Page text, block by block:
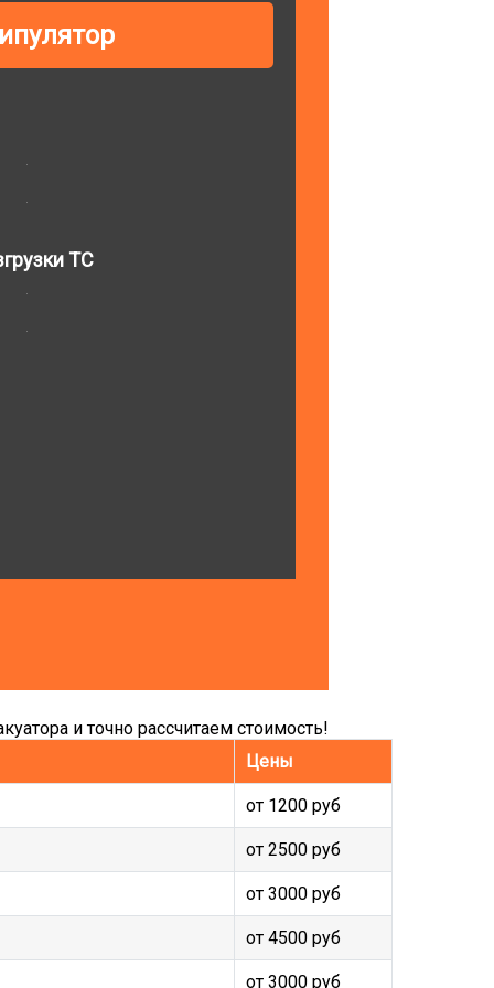
ТС
и точно рассчитаем стоимость!
Цены
от 1200 руб
от 2500 руб
от 3000 руб
от 4500 руб
от 3000 руб